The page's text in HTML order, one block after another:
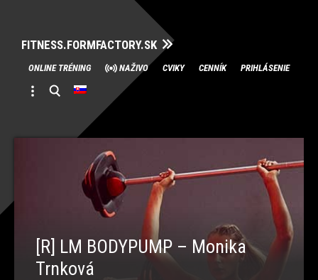
FITNESS.FORMFACTORY.SK
Skip
to
content
ONLINE TRÉNING NAŽIVO CVIKY CENNÍK PRIHLÁSENIE
[R] LM BODYPUMP – Monika
Trnková